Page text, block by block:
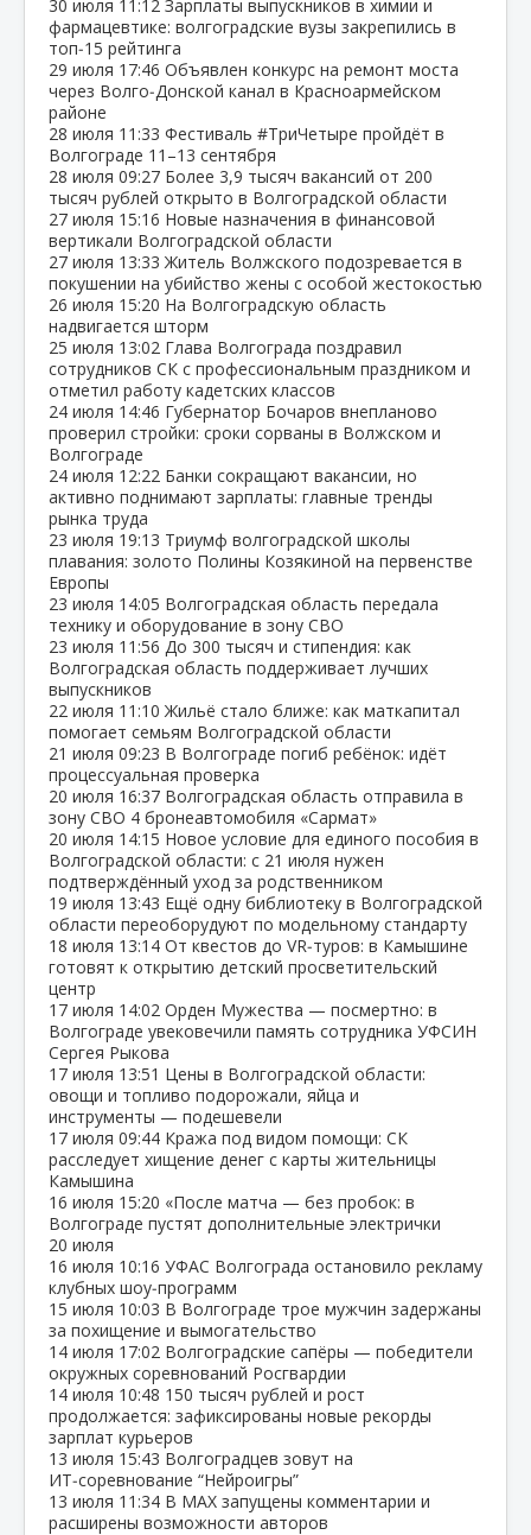
30 июля 11:12 Зарплаты выпускников в химии и
фармацевтике: волгоградские вузы закрепились в
топ‑15 рейтинга
29 июля 17:46 Объявлен конкурс на ремонт моста
через Волго‑Донской канал в Красноармейском
районе
28 июля 11:33 Фестиваль #ТриЧетыре пройдёт в
Волгограде 11–13 сентября
28 июля 09:27 Более 3,9 тысяч вакансий от 200
тысяч рублей открыто в Волгоградской области
27 июля 15:16 Новые назначения в финансовой
вертикали Волгоградской области
27 июля 13:33 Житель Волжского подозревается в
покушении на убийство жены с особой жестокостью
26 июля 15:20 На Волгоградскую область
надвигается шторм
25 июля 13:02 Глава Волгограда поздравил
сотрудников СК с профессиональным праздником и
отметил работу кадетских классов
24 июля 14:46 Губернатор Бочаров внепланово
проверил стройки: сроки сорваны в Волжском и
Волгограде
24 июля 12:22 Банки сокращают вакансии, но
активно поднимают зарплаты: главные тренды
рынка труда
23 июля 19:13 Триумф волгоградской школы
плавания: золото Полины Козякиной на первенстве
Европы
23 июля 14:05 Волгоградская область передала
технику и оборудование в зону СВО
23 июля 11:56 До 300 тысяч и стипендия: как
Волгоградская область поддерживает лучших
выпускников
22 июля 11:10 Жильё стало ближе: как маткапитал
помогает семьям Волгоградской области
21 июля 09:23 В Волгограде погиб ребёнок: идёт
процессуальная проверка
20 июля 16:37 Волгоградская область отправила в
зону СВО 4 бронеавтомобиля «Сармат»
20 июля 14:15 Новое условие для единого пособия в
Волгоградской области: с 21 июля нужен
подтверждённый уход за родственником
19 июля 13:43 Ещё одну библиотеку в Волгоградской
области переоборудуют по модельному стандарту
18 июля 13:14 От квестов до VR‑туров: в Камышине
готовят к открытию детский просветительский
центр
17 июля 14:02 Орден Мужества — посмертно: в
Волгограде увековечили память сотрудника УФСИН
Сергея Рыкова
17 июля 13:51 Цены в Волгоградской области:
овощи и топливо подорожали, яйца и
инструменты — подешевели
17 июля 09:44 Кража под видом помощи: СК
расследует хищение денег с карты жительницы
Камышина
16 июля 15:20 «После матча — без пробок: в
Волгограде пустят дополнительные электрички
20 июля
16 июля 10:16 УФАС Волгограда остановило рекламу
клубных шоу‑программ
15 июля 10:03 В Волгограде трое мужчин задержаны
за похищение и вымогательство
14 июля 17:02 Волгоградские сапёры — победители
окружных соревнований Росгвардии
14 июля 10:48 150 тысяч рублей и рост
продолжается: зафиксированы новые рекорды
зарплат курьеров
13 июля 15:43 Волгоградцев зовут на
ИТ‑соревнование “Нейроигры”
13 июля 11:34 В МАХ запущены комментарии и
расширены возможности авторов